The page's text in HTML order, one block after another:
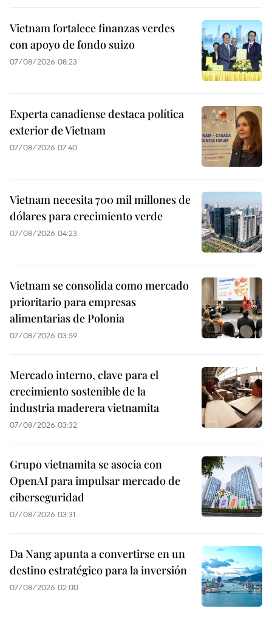
Vietnam fortalece finanzas verdes
con apoyo de fondo suizo
07/08/2026 08:23
Experta canadiense destaca política
exterior de Vietnam
07/08/2026 07:40
Vietnam necesita 700 mil millones de
dólares para crecimiento verde
07/08/2026 04:23
Vietnam se consolida como mercado
prioritario para empresas
alimentarias de Polonia
07/08/2026 03:59
Mercado interno, clave para el
crecimiento sostenible de la
industria maderera vietnamita
07/08/2026 03:32
Grupo vietnamita se asocia con
OpenAI para impulsar mercado de
ciberseguridad
07/08/2026 03:31
Da Nang apunta a convertirse en un
destino estratégico para la inversión
07/08/2026 02:00